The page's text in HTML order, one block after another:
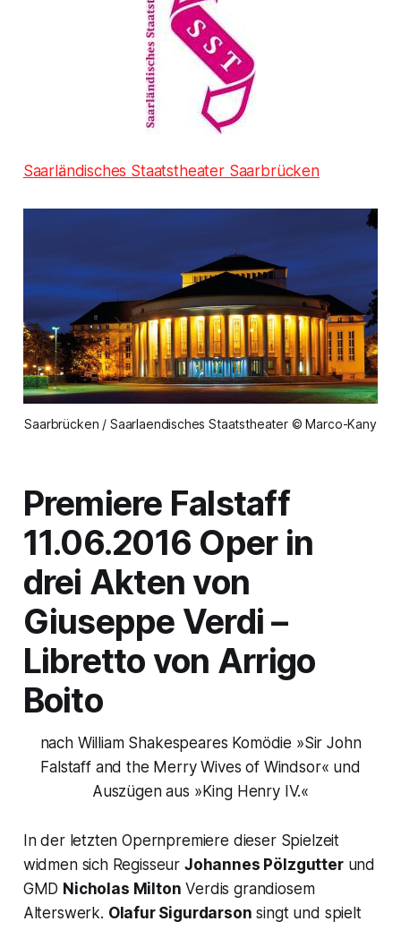
Saarländisches Staatstheater Saarbrücken
Saarbrücken / Saarlaendisches Staatstheater © Marco-Kany
Premiere Falstaff
11.06.2016 Oper in
drei Akten von
Giuseppe Verdi –
Libretto von Arrigo
Boito
nach William Shakespeares Komödie »Sir John
Falstaff and the Merry Wives of Windsor« und
Auszügen aus »King Henry IV.«
In der letzten Opernpremiere dieser Spielzeit
widmen sich Regisseur Johannes Pölzgutterund
GMD Nicholas Milton Verdis grandiosem
Alterswerk. Olafur Sigurdarson singt und spielt